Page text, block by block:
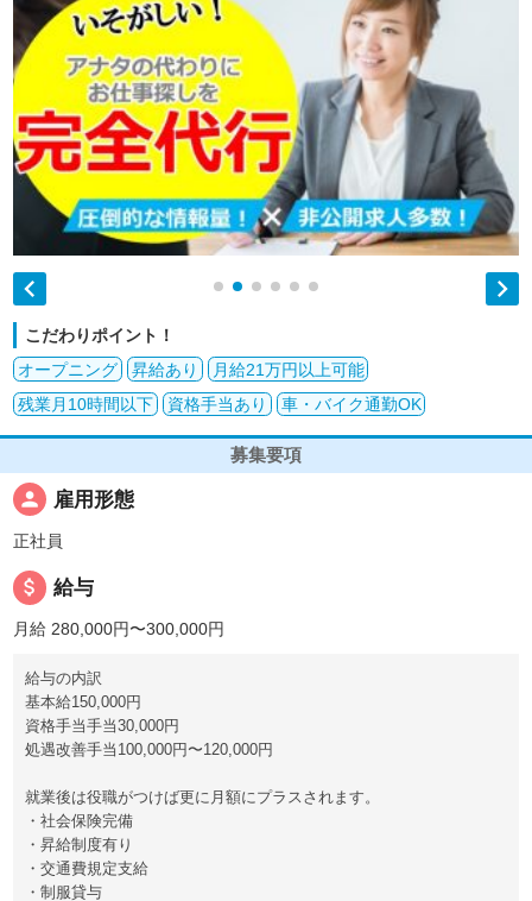
 
こだわりポイント！
オープニング
昇給あり
月給21万円以上可能
残業月10時間以下
資格手当あり 車・バイク通勤OK
募集要項
person 雇用形態
正社員
attach_money 給与
月給 280,000円〜300,000円
給与の内訳
基本給150,000円
資格手当手当30,000円
処遇改善手当100,000円〜120,000円
就業後は役職がつけば更に月額にプラスされます。
・社会保険完備
・昇給制度有り
・交通費規定支給
・制服貸与